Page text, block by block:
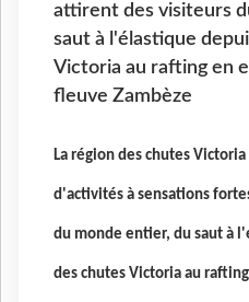
attirent des visiteurs
saut à l'élastique
Victoria au rafting en
fleuve Zambèze
La région des chutes
d'activités à sensations
du monde entier, du saut à
des chutes Victoria au